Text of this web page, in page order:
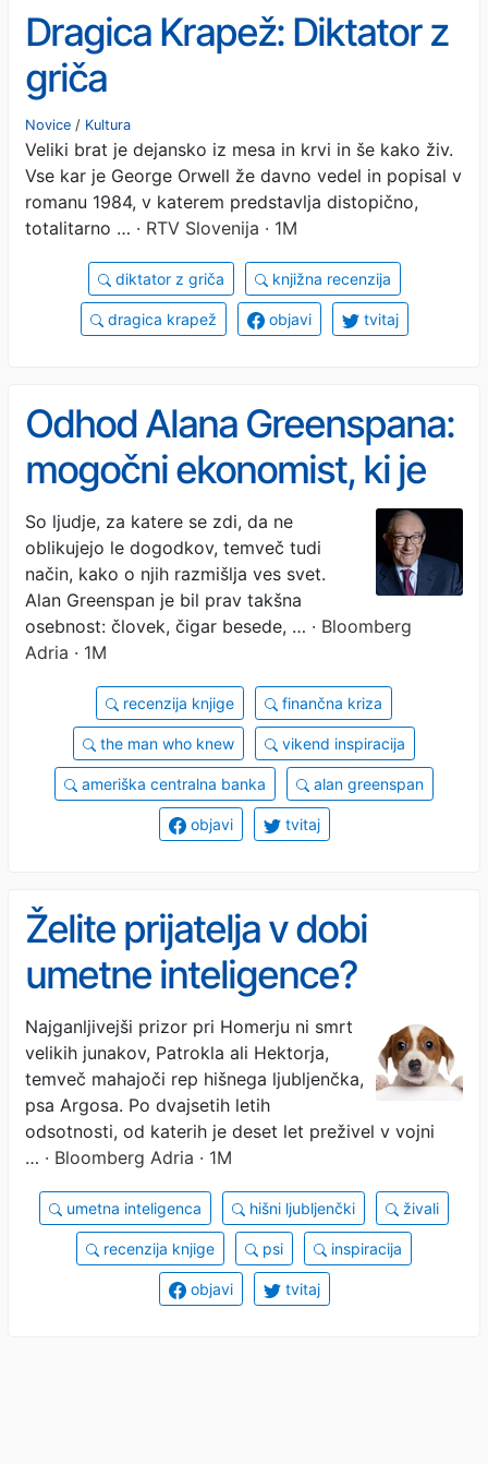
Dragica Krapež: Diktator z
griča
Novice / Kultura
Veliki brat je dejansko iz mesa in krvi in še kako živ.
Vse kar je George Orwell že davno vedel in popisal v
romanu 1984, v katerem predstavlja distopično,
totalitarno … · RTV Slovenija · 1M
diktator z griča knjižna recenzija
dragica krapež objavi tvitaj
Odhod Alana Greenspana:
mogočni ekonomist, ki je
imel svet v rokah, in je
pustil, da se sesuje
So ljudje, za katere se zdi, da ne
oblikujejo le dogodkov, temveč tudi
način, kako o njih razmišlja ves svet.
Alan Greenspan je bil prav takšna
osebnost: človek, čigar besede, … · Bloomberg
Adria · 1M
recenzija knjige finančna kriza
the man who knew vikend inspiracija
ameriška centralna banka alan greenspan
objavi tvitaj
Želite prijatelja v dobi
umetne inteligence?
Omislite si psa, morda celo
kar dva!
Najganljivejši prizor pri Homerju ni smrt
velikih junakov, Patrokla ali Hektorja,
temveč mahajoči rep hišnega ljubljenčka,
psa Argosa. Po dvajsetih letih
odsotnosti, od katerih je deset let preživel v vojni
… · Bloomberg Adria · 1M
umetna inteligenca hišni ljubljenčki živali
recenzija knjige psi inspiracija
objavi tvitaj